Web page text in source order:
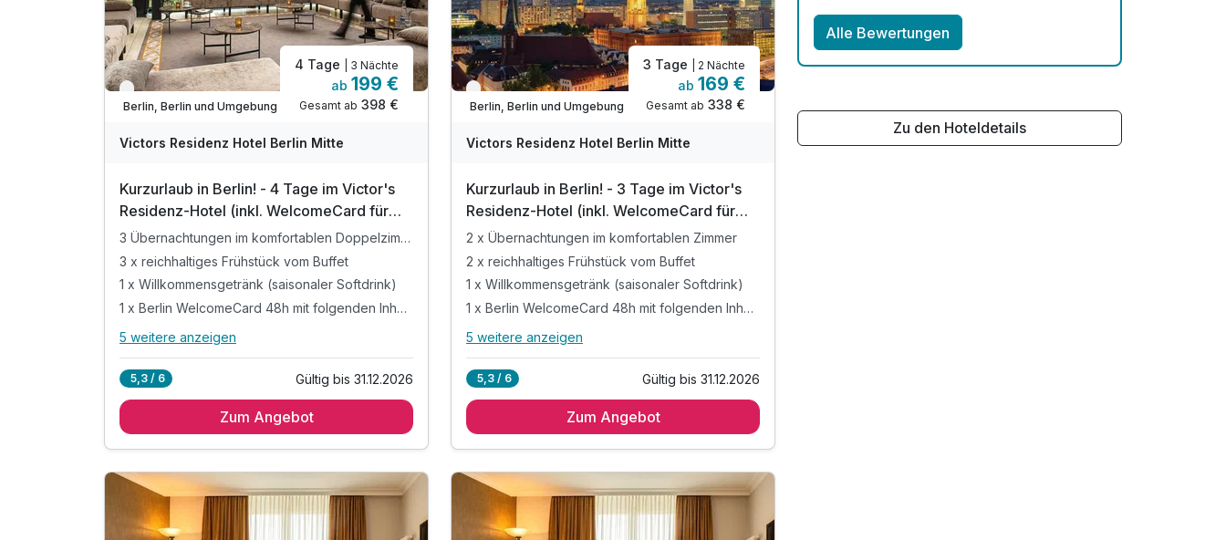
Verfügbar bis Dezember
Berlin, Berlin und Umgebung
4 Tage | 3 Nächte
ab 199 €
Gesamt ab 398 €
Victors Residenz Hotel Berlin Mitte
Kurzurlaub in Berlin! - 4 Tage im Victor's
Residenz-Hotel (inkl. WelcomeCard für
48h)
3 Übernachtungen im komfortablen Doppelzimmer
3 x reichhaltiges Frühstück vom Buffet
1 x Willkommensgetränk (saisonaler Softdrink)
1 x Berlin WelcomeCard 48h mit folgenden Inhalten:
Alle Inklusivleistungen
Doppelzimmer
3 x reichhaltiges Frühstück vom Buffet
1 x Berlin WelcomeCard 48h mit folgenden
Inhalten:
inkl. öffentlicher Nahverkehr der Zone AB
5 weitere anzeigen
5,3 / 6 Gültig bis 31.12.2026
Zum Angebot
Verfügbar bis Dezember
Berlin, Berlin und Umgebung
3 Tage | 2 Nächte
ab 169 €
Gesamt ab 338 €
Victors Residenz Hotel Berlin Mitte
Kurzurlaub in Berlin! - 3 Tage im Victor's
Residenz-Hotel (inkl. WelcomeCard für
48h)
2 x Übernachtungen im komfortablen Zimmer
2 x reichhaltiges Frühstück vom Buffet
1 x Willkommensgetränk (saisonaler Softdrink)
1 x Berlin WelcomeCard 48h mit folgenden Inhalten:
Alle Inklusivleistungen
2 x reichhaltiges Frühstück vom Buffet
Inhalten:
inkl. öffentlicher Nahverkehr der Zone AB
inkl. bis 50% Rabatt in 200 Sehenswürdigkeiten*
5 weitere anzeigen
5,3 / 6 Gültig bis 31.12.2026
Zum Angebot
Alle Bewertungen
Zu den Hoteldetails